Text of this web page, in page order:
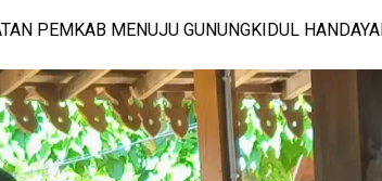
PEMKAB MENUJU GUNUNGKIDUL